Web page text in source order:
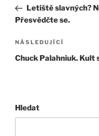
příspěvek
příspěvek
Letiště slavných?
Přesvědčte se.
Následující
příspěvek
NÁSLEDUJÍCÍ
Chuck Palahniuk. Kult
Hledat